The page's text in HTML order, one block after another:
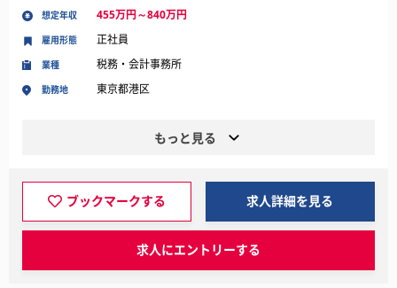
想定年収 455万円～840万円
業種 税務・会計事務所
勤務地 東京都港区
雇用形態 正社員
もっと見る
ブックマークする 求人詳細を見る
求人にエントリーする